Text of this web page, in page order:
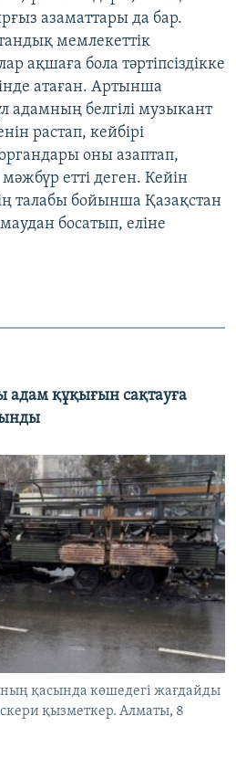
азаматтары да бар.
мемлекеттік
ақшаға бола тәртіпсіздікке
атаған. Артынша
адамның белгілі музыкант
растап, кейбірі
оны азаптап,
етті деген. Кейін
талабы бойынша Қазақстан
босатып, еліне
адам құқығын сақтауға
қасында көшедегі жағдайды
қызметкер. Алматы, 8